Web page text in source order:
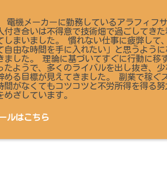
機メーカーに勤務しているアラフィフサ
付き合いは不得意で技術畑で過ごしてき
しまいました。 慣れない仕事に疲弊して
自由な時間を手に入れたい」と思うよう
ました。 理論に基づいてすぐに行動に移
たようで、多くのライバルを出し抜き、
める目標が見えてきました。 副業で稼ぐ
間がなくてもコツコツと不労所得を得る
ざしています。
ルはこちら